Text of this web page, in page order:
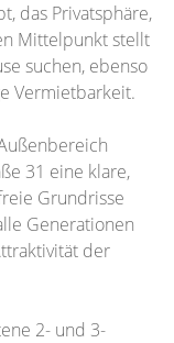
das Privatsphäre,
Mittelpunkt stellt
suchen, ebenso
Vermietbarkeit.
31 eine klare,
Grundrisse
Generationen
der
2- und 3-